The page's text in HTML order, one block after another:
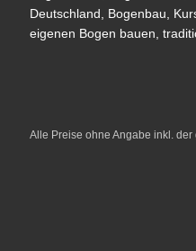
Alle Preise ohne Angabe inkl.